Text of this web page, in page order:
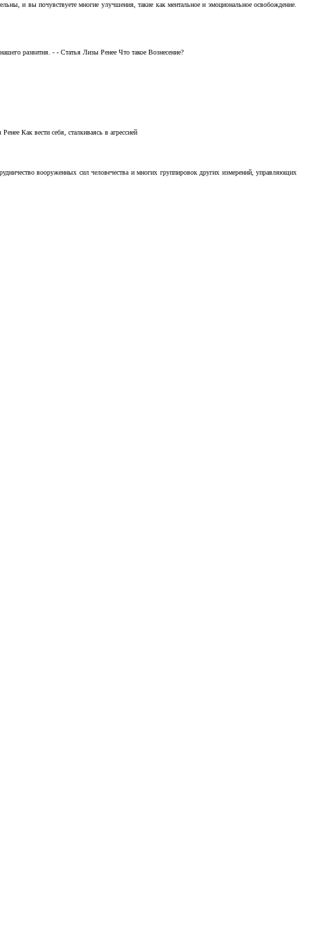
и вы почувствуете многие улучшения, такие как ментальное и эмоциональное освобождение.
развития. - - Статья Лизы Ренее Что такое Вознесение?
Как вести себя, сталкиваясь в агрессией
вооруженных сил человечества и многих группировок других измерений, управляющих